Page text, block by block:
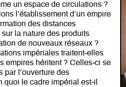
un espace de circulations ?
l’établissement d’un empire
des distances
sur la nature des produits
de nouveaux réseaux ?
impériales traitent‐elles
empires héritent ? Celles‐ci se
par l’ouverture des
le cadre impérial est‐il